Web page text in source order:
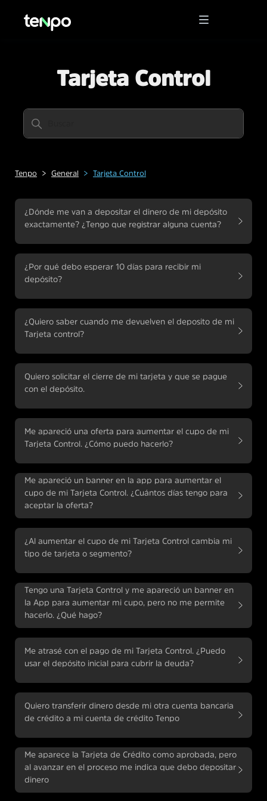
Tarjeta Control
Tenpo General Tarjeta Control
¿Dónde me van a depositar el dinero de mi depósito
exactamente? ¿Tengo que registrar alguna cuenta?
¿Por qué debo esperar 10 días para recibir mi
depósito?
¿Quiero saber cuando me devuelven el deposito de mi
Tarjeta control?
Quiero solicitar el cierre de mi tarjeta y que se pague
con el depósito.
Me apareció una oferta para aumentar el cupo de mi
Tarjeta Control. ¿Cómo puedo hacerlo?
Me apareció un banner en la app para aumentar el
cupo de mi Tarjeta Control. ¿Cuántos días tengo para
aceptar la oferta?
¿Al aumentar el cupo de mi Tarjeta Control cambia mi
tipo de tarjeta o segmento?
Tengo una Tarjeta Control y me apareció un banner en
la App para aumentar mi cupo, pero no me permite
hacerlo. ¿Qué hago?
Me atrasé con el pago de mi Tarjeta Control. ¿Puedo
usar el depósito inicial para cubrir la deuda?
Quiero transferir dinero desde mi otra cuenta bancaria
de crédito a mi cuenta de crédito Tenpo
Me aparece la Tarjeta de Crédito como aprobada, pero
al avanzar en el proceso me indica que debo depositar
dinero